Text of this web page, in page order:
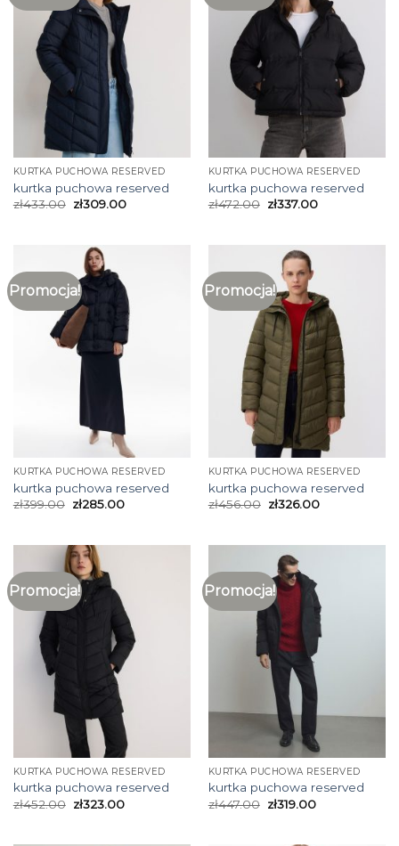
KURTKA PUCHOWA RESERVED
kurtka puchowa reserved
zł433.00 zł309.00
KURTKA PUCHOWA RESERVED
kurtka puchowa reserved
zł472.00 zł337.00
Promocja!
KURTKA PUCHOWA RESERVED
kurtka puchowa reserved
zł399.00 zł285.00
Promocja!
KURTKA PUCHOWA RESERVED
kurtka puchowa reserved
zł456.00 zł326.00
Promocja!
KURTKA PUCHOWA RESERVED
kurtka puchowa reserved
zł452.00 zł323.00
Promocja!
KURTKA PUCHOWA RESERVED
kurtka puchowa reserved
zł447.00 zł319.00